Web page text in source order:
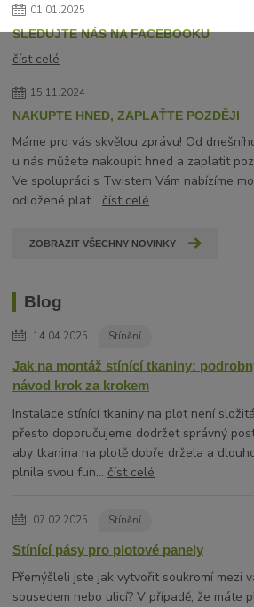
01.01.2025
SLEDUJTE NÁS NA FACEBOOKU
číst celé
15.11.2024
NAKUPTE HNED, ZAPLAŤTE POZDĚJI
Máme pro vás skvělou zprávu! Od
u nás můžete nakoupit hned a zaplatit
Ve spolupráci s Twistem Vám nabízíme
odložené plat...číst celé
ZOBRAZIT VŠECHNY NOVINKY
Blog
14.04.2025 Stínění
Jak na montáž stínící tkaniny:
návod krok za krokem
Instalace stínící tkaniny na plot není
přesto doporučujeme dodržet správný
aby tkanina na plotě dobře držela a
plnila svou fun...číst celé
07.02.2025 Stínění
Stínící pásy pro plotové panely
Přemýšleli jste jak vytvořit soukromí mezi
sousedem nebo ulicí? V případě, že máte